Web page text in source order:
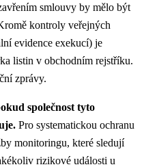
smlouvy by mělo být
kontroly veřejných
evidence exekucí) je
listin v obchodním rejstříku.
zprávy.
společnost tyto
Pro systematickou ochranu
monitoringu, které sledují
rizikové události u